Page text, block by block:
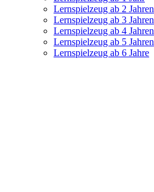
Lernspielzeug ab 2 Jahren
Lernspielzeug ab 3 Jahren
Lernspielzeug ab 4 Jahren
Lernspielzeug ab 5 Jahren
Lernspielzeug ab 6 Jahre